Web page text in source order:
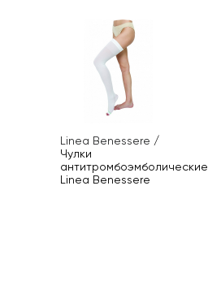
Linea Benessere /
Чулки
антитромбоэмболические
Linea Benessere